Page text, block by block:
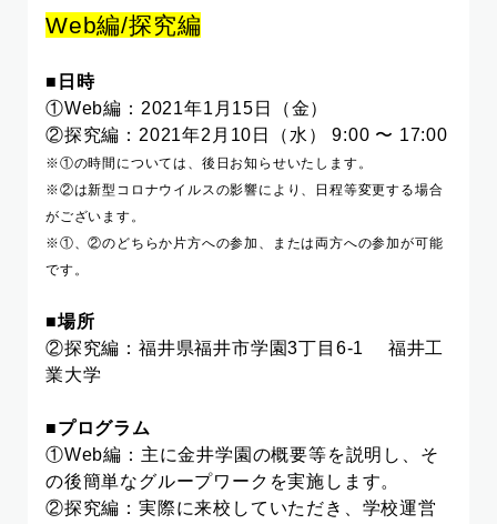
Web編/探究編
■日時
①Web編：2021年1月15日（金）
②探究編：2021年2月10日（水） 9:00 〜 17:00
※①の時間については、後日お知らせいたします。
※②は新型コロナウイルスの影響により、日程等変更する場合
がございます。
※①、②のどちらか片方への参加、または両方への参加が可能
です。
■場所
②探究編：福井県福井市学園3丁目6-1 福井工
業大学
■プログラム
①Web編：主に金井学園の概要等を説明し、そ
の後簡単なグループワークを実施します。
②探究編：実際に来校していただき、学校運営